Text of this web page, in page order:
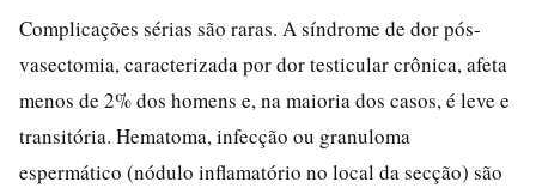
Complicações sérias são raras. A síndrome de dor pós-
vasectomia, caracterizada por dor testicular crônica, afeta
menos de 2% dos homens e, na maioria dos casos, é leve e
transitória. Hematoma, infecção ou granuloma
espermático (nódulo inflamatório no local da secção) são